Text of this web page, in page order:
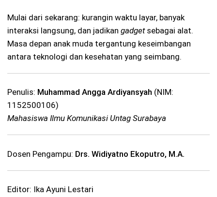
Mulai dari sekarang: kurangin waktu layar, banyak
interaksi langsung, dan jadikan gadgetsebagai alat.
Masa depan anak muda tergantung keseimbangan
antara teknologi dan kesehatan yang seimbang.
Penulis: Muhammad Angga Ardiyansyah (NIM:
1152500106)
Mahasiswa Ilmu Komunikasi Untag Surabaya
Dosen Pengampu: Drs. Widiyatno Ekoputro, M.A.
Editor: Ika Ayuni Lestari